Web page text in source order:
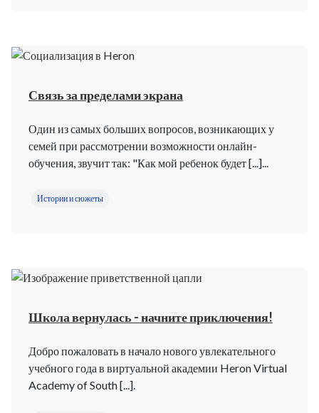
Связь за пределами экрана
Один из самых больших вопросов, возникающих у
семей при рассмотрении возможности онлайн-
обучения, звучит так: "Как мой ребенок будет [...]...
Истории и сюжеты
Школа вернулась - начните приключения!
Добро пожаловать в начало нового увлекательного
учебного года в виртуальной академии Heron Virtual
Academy of South [...].